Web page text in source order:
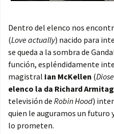
Dentro del elenco nos
(Love actually) nacido para
se queda a la sombra de
función, espléndidamente
magistral Ian McKellen (
elenco la da Richard
televisión de Robin Hood)
quien le auguramos un futuro
lo prometen.